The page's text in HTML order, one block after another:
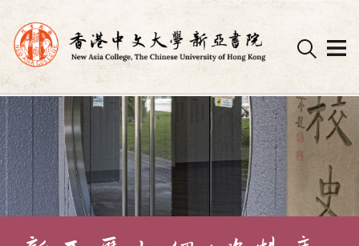
Skip
to
content